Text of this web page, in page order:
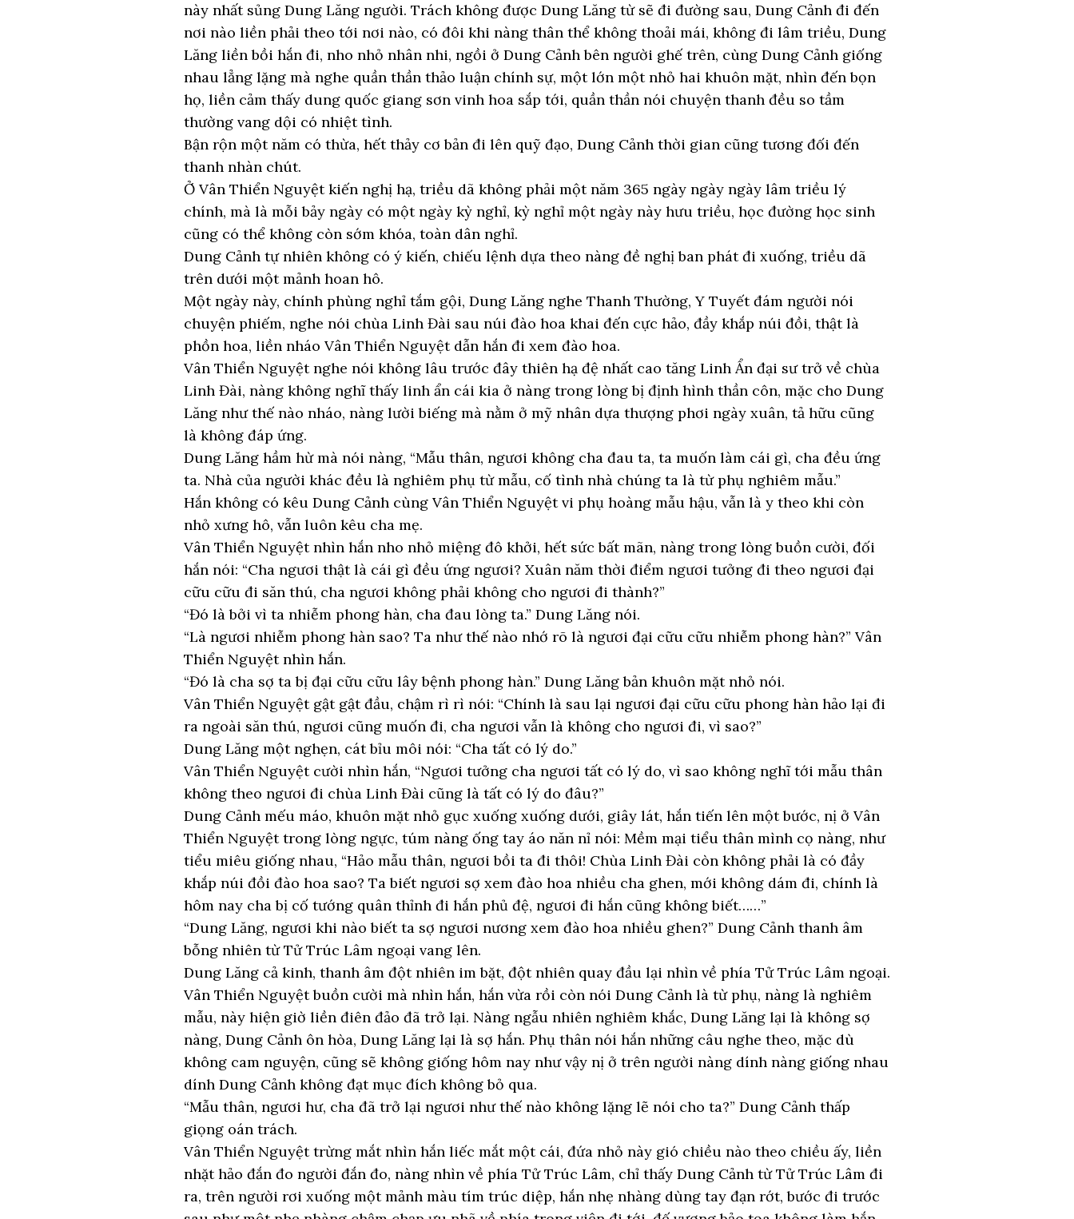
này nhất sủng Dung Lăng người. Trách không được Dung Lăng từ sẽ đi đường sau, Dung Cảnh đi đến
nơi nào liền phải theo tới nơi nào, có đôi khi nàng thân thể không thoải mái, không đi lâm triều, Dung
Lăng liền bồi hắn đi, nho nhỏ nhân nhi, ngồi ở Dung Cảnh bên người ghế trên, cùng Dung Cảnh giống
nhau lẳng lặng mà nghe quần thần thảo luận chính sự, một lớn một nhỏ hai khuôn mặt, nhìn đến bọn
họ, liền cảm thấy dung quốc giang sơn vinh hoa sắp tới, quần thần nói chuyện thanh đều so tầm
thường vang dội có nhiệt tình.
Bận rộn một năm có thừa, hết thảy cơ bản đi lên quỹ đạo, Dung Cảnh thời gian cũng tương đối đến
thanh nhàn chút.
Ở Vân Thiển Nguyệt kiến nghị hạ, triều dã không phải một năm 365 ngày ngày ngày lâm triều lý
chính, mà là mỗi bảy ngày có một ngày kỳ nghỉ, kỳ nghỉ một ngày này hưu triều, học đường học sinh
cũng có thể không còn sớm khóa, toàn dân nghỉ.
Dung Cảnh tự nhiên không có ý kiến, chiếu lệnh dựa theo nàng đề nghị ban phát đi xuống, triều dã
trên dưới một mảnh hoan hô.
Một ngày này, chính phùng nghỉ tắm gội, Dung Lăng nghe Thanh Thường, Y Tuyết đám người nói
chuyện phiếm, nghe nói chùa Linh Đài sau núi đào hoa khai đến cực hảo, đầy khắp núi đồi, thật là
phồn hoa, liền nháo Vân Thiển Nguyệt dẫn hắn đi xem đào hoa.
Vân Thiển Nguyệt nghe nói không lâu trước đây thiên hạ đệ nhất cao tăng Linh Ẩn đại sư trở về chùa
Linh Đài, nàng không nghĩ thấy linh ẩn cái kia ở nàng trong lòng bị định hình thần côn, mặc cho Dung
Lăng như thế nào nháo, nàng lười biếng mà nằm ở mỹ nhân dựa thượng phơi ngày xuân, tả hữu cũng
là không đáp ứng.
Dung Lăng hầm hừ mà nói nàng, “Mẫu thân, ngươi không cha đau ta, ta muốn làm cái gì, cha đều ứng
ta. Nhà của người khác đều là nghiêm phụ từ mẫu, cố tình nhà chúng ta là từ phụ nghiêm mẫu.”
Hắn không có kêu Dung Cảnh cùng Vân Thiển Nguyệt vi phụ hoàng mẫu hậu, vẫn là y theo khi còn
nhỏ xưng hô, vẫn luôn kêu cha mẹ.
Vân Thiển Nguyệt nhìn hắn nho nhỏ miệng đô khởi, hết sức bất mãn, nàng trong lòng buồn cười, đối
hắn nói: “Cha ngươi thật là cái gì đều ứng ngươi? Xuân năm thời điểm ngươi tưởng đi theo ngươi đại
cữu cữu đi săn thú, cha ngươi không phải không cho ngươi đi thành?”
“Đó là bởi vì ta nhiễm phong hàn, cha đau lòng ta.” Dung Lăng nói.
“Là ngươi nhiễm phong hàn sao? Ta như thế nào nhớ rõ là ngươi đại cữu cữu nhiễm phong hàn?” Vân
Thiển Nguyệt nhìn hắn.
“Đó là cha sợ ta bị đại cữu cữu lây bệnh phong hàn.” Dung Lăng bản khuôn mặt nhỏ nói.
Vân Thiển Nguyệt gật gật đầu, chậm rì rì nói: “Chính là sau lại ngươi đại cữu cữu phong hàn hảo lại đi
ra ngoài săn thú, ngươi cũng muốn đi, cha ngươi vẫn là không cho ngươi đi, vì sao?”
Dung Lăng một nghẹn, cát bỉu môi nói: “Cha tất có lý do.”
Vân Thiển Nguyệt cười nhìn hắn, “Ngươi tưởng cha ngươi tất có lý do, vì sao không nghĩ tới mẫu thân
không theo ngươi đi chùa Linh Đài cũng là tất có lý do đâu?”
Dung Cảnh mếu máo, khuôn mặt nhỏ gục xuống xuống dưới, giây lát, hắn tiến lên một bước, nị ở Vân
Thiển Nguyệt trong lòng ngực, túm nàng ống tay áo năn nỉ nói: Mềm mại tiểu thân mình cọ nàng, như
tiểu miêu giống nhau, “Hảo mẫu thân, ngươi bồi ta đi thôi! Chùa Linh Đài còn không phải là có đầy
khắp núi đồi đào hoa sao? Ta biết ngươi sợ xem đào hoa nhiều cha ghen, mới không dám đi, chính là
hôm nay cha bị cố tướng quân thỉnh đi hắn phủ đệ, ngươi đi hắn cũng không biết……”
“Dung Lăng, ngươi khi nào biết ta sợ ngươi nương xem đào hoa nhiều ghen?” Dung Cảnh thanh âm
bỗng nhiên từ Tử Trúc Lâm ngoại vang lên.
Dung Lăng cả kinh, thanh âm đột nhiên im bặt, đột nhiên quay đầu lại nhìn về phía Tử Trúc Lâm ngoại.
Vân Thiển Nguyệt buồn cười mà nhìn hắn, hắn vừa rồi còn nói Dung Cảnh là từ phụ, nàng là nghiêm
mẫu, này hiện giờ liền điên đảo đã trở lại. Nàng ngẫu nhiên nghiêm khắc, Dung Lăng lại là không sợ
nàng, Dung Cảnh ôn hòa, Dung Lăng lại là sợ hắn. Phụ thân nói hắn những câu nghe theo, mặc dù
không cam nguyện, cũng sẽ không giống hôm nay như vậy nị ở trên người nàng dính nàng giống nhau
dính Dung Cảnh không đạt mục đích không bỏ qua.
“Mẫu thân, ngươi hư, cha đã trở lại ngươi như thế nào không lặng lẽ nói cho ta?” Dung Cảnh thấp
giọng oán trách.
Vân Thiển Nguyệt trừng mắt nhìn hắn liếc mắt một cái, đứa nhỏ này gió chiều nào theo chiều ấy, liền
nhặt hảo đắn đo người đắn đo, nàng nhìn về phía Tử Trúc Lâm, chỉ thấy Dung Cảnh từ Tử Trúc Lâm đi
ra, trên người rơi xuống một mảnh màu tím trúc diệp, hắn nhẹ nhàng dùng tay đạn rớt, bước đi trước